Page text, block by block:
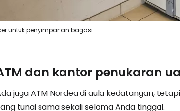
untuk penyimpanan bagasi
dan kantor penukaran
juga ATM Nordea di aula kedatangan,
tunai sama sekali selama Anda tinggal.